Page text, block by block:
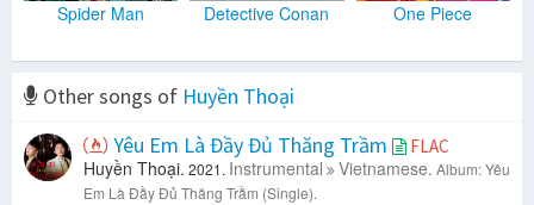
Spider Man Detective Conan One Piece
Other songs of Huyền Thoại
Yêu Em Là Đầy Đủ Thăng Trầm
FLAC
Huyền Thoại. 2021. Instrumental Vietnamese. Album: Yêu
Em Là Đầy Đủ Thăng Trầm (Single).